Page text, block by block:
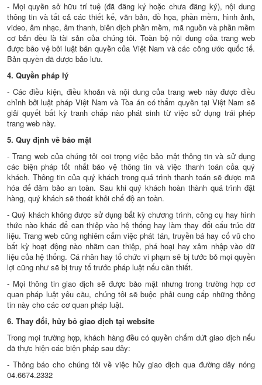
- Mọi quyền sở hữu trí tuệ (đã đăng ký hoặc chưa đăng ký), nội dung
thông tin và tất cả các thiết kế, văn bản, đồ họa, phần mềm, hình ảnh,
video, âm nhạc, âm thanh, biên dịch phần mềm, mã nguồn và phần mềm
cơ bản đều là tài sản của chúng tôi. Toàn bộ nội dung của trang web
được bảo vệ bởi luật bản quyền của Việt Nam và các công ước quốc tế.
Bản quyền đã được bảo lưu.
4. Quyền pháp lý
- Các điều kiện, điều khoản và nội dung của trang web này được điều
chỉnh bởi luật pháp Việt Nam và Tòa án có thẩm quyền tại Việt Nam sẽ
giải quyết bất kỳ tranh chấp nào phát sinh từ việc sử dụng trái phép
trang web này.
5. Quy định về bảo mật
- Trang web của chúng tôi coi trọng việc bảo mật thông tin và sử dụng
các biện pháp tốt nhất bảo vệ thông tin và việc thanh toán của quý
khách. Thông tin của quý khách trong quá trình thanh toán sẽ được mã
hóa để đảm bảo an toàn. Sau khi quý khách hoàn thành quá trình đặt
hàng, quý khách sẽ thoát khỏi chế độ an toàn.
- Quý khách không được sử dụng bất kỳ chương trình, công cụ hay hình
thức nào khác để can thiệp vào hệ thống hay làm thay đổi cấu trúc dữ
liệu. Trang web cũng nghiêm cấm việc phát tán, truyền bá hay cổ vũ cho
bất kỳ hoạt động nào nhằm can thiệp, phá hoại hay xâm nhập vào dữ
liệu của hệ thống. Cá nhân hay tổ chức vi phạm sẽ bị tước bỏ mọi quyền
lợi cũng như sẽ bị truy tố trước pháp luật nếu cần thiết.
- Mọi thông tin giao dịch sẽ được bảo mật nhưng trong trường hợp cơ
quan pháp luật yêu cầu, chúng tôi sẽ buộc phải cung cấp những thông
tin này cho các cơ quan pháp luật.
6. Thay đổi, hủy bỏ giao dịch tại website
Trong mọi trường hợp, khách hàng đều có quyền chấm dứt giao dịch nếu
đã thực hiện các biện pháp sau đây:
- Thông báo cho chúng tôi về việc hủy giao dịch qua đường dây nóng
04.6674.2332